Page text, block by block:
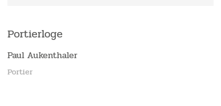
Portierloge
Paul Aukenthaler
Portier